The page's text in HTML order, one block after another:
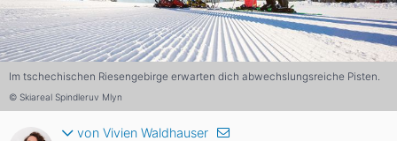
Im tschechischen Riesengebirge erwarten dich abwechslungsreiche Pisten.
© Skiareal Spindleruv Mlyn
von Vivien Waldhauser